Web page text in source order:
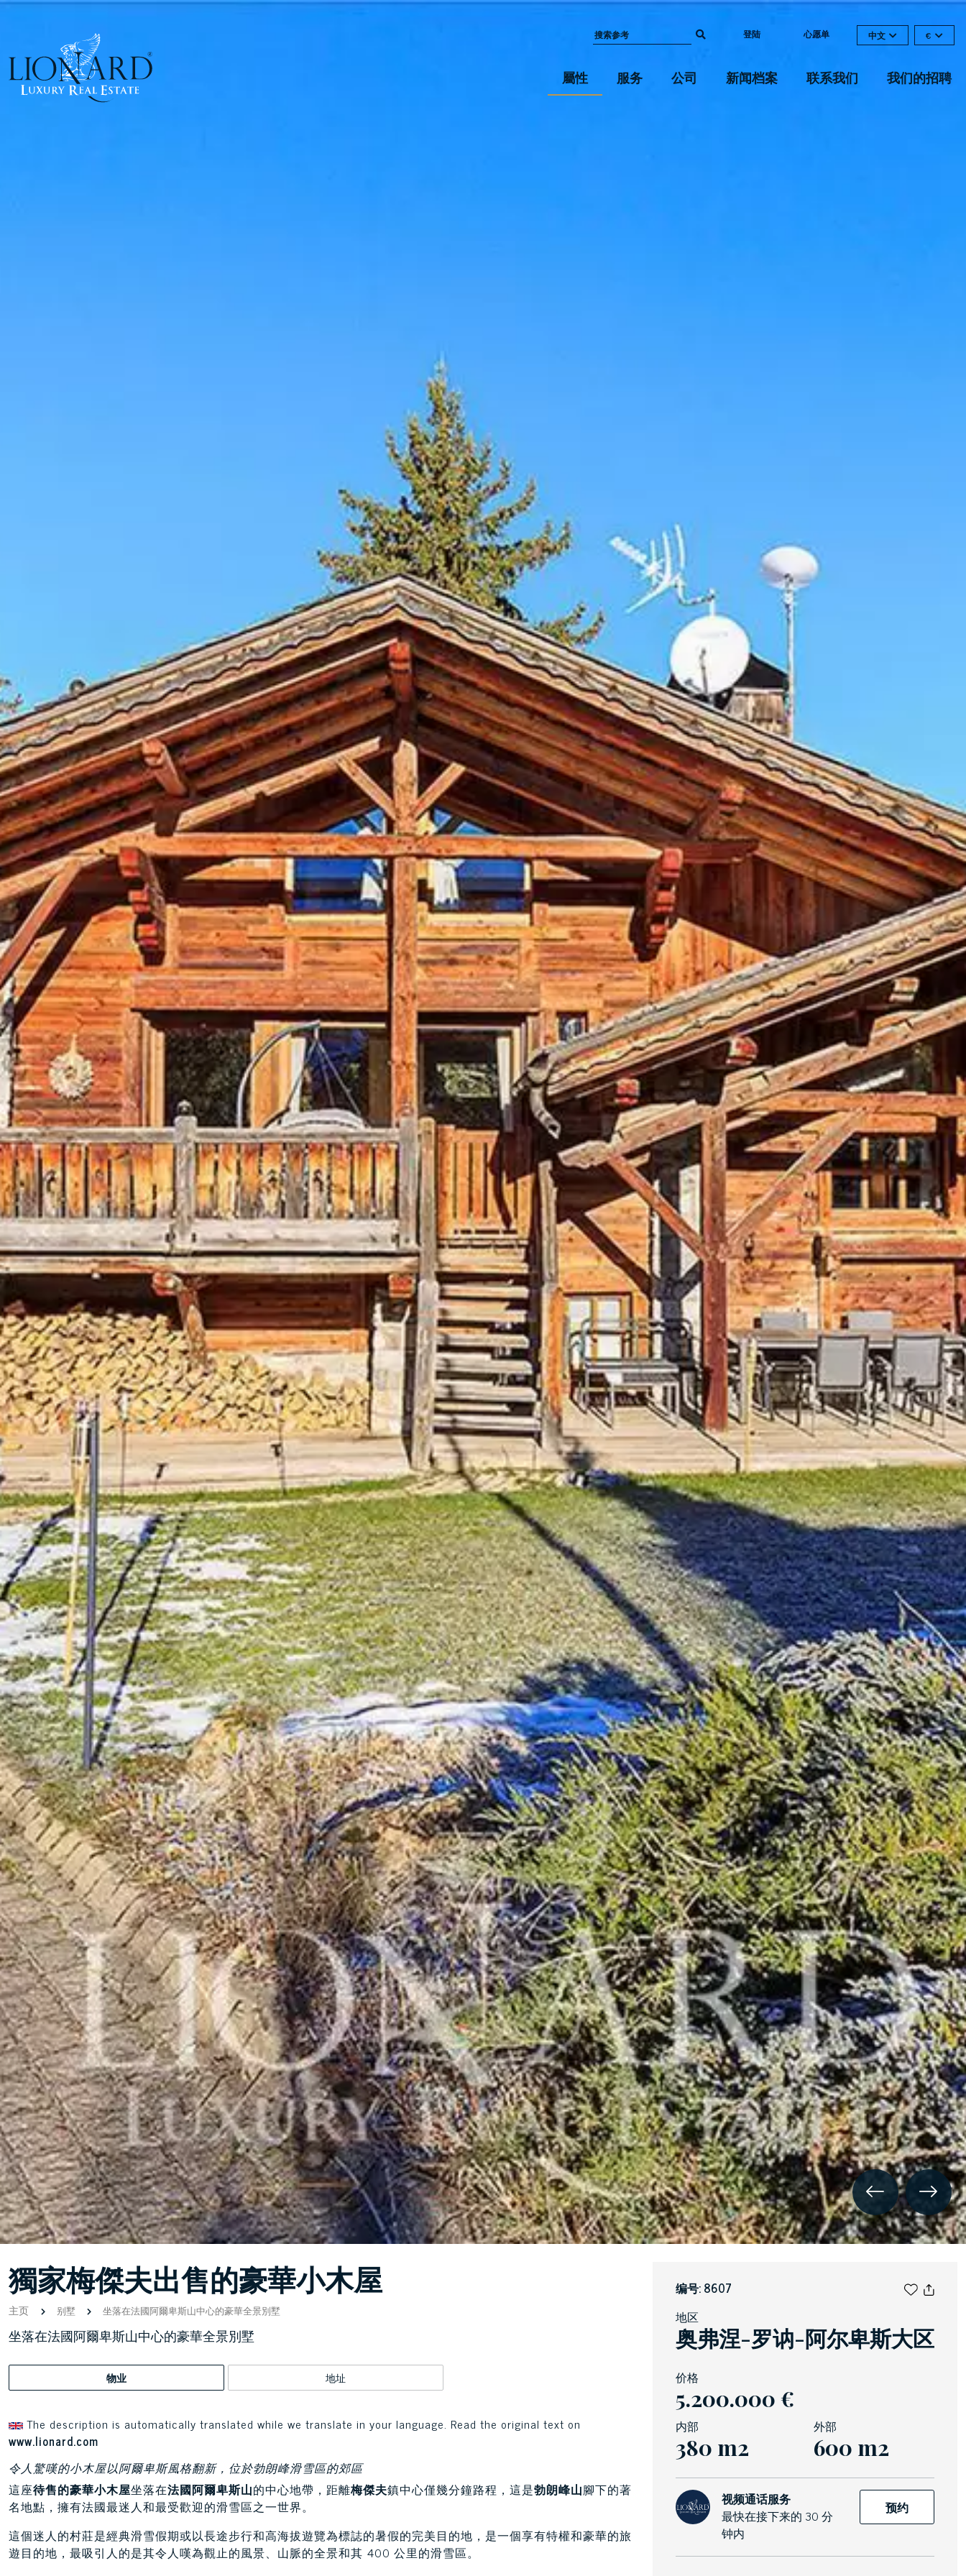
登陆 心愿单 中文 €
屬性 服务 公司 新闻档案 联系我们 我们的招聘
獨家梅傑夫出售的豪華小木屋
主页 别墅 坐落在法國阿爾卑斯山中心的豪華全景別墅
坐落在法國阿爾卑斯山中心的豪華全景別墅
物业 地址
The description is automatically translated while we translate in your language. Read the original text on
www.lionard.com
令人驚嘆的小木屋以阿爾卑斯風格翻新，位於勃朗峰滑雪區的郊區
這座待售的豪華小木屋坐落在法國阿爾卑斯山的中心地帶，距離梅傑夫鎮中心僅幾分鐘路程，這是勃朗峰山腳下的著
名地點，擁有法國最迷人和最受歡迎的滑雪區之一世界。
這個迷人的村莊是經典滑雪假期或以長途步行和高海拔遊覽為標誌的暑假的完美目的地，是一個享有特權和豪華的旅
遊目的地，最吸引人的是其令人嘆為觀止的風景、山脈的全景和其 400 公里的滑雪區。
编号: 8607
地区
奥弗涅-罗讷-阿尔卑斯大区
价格
5.200.000 €
内部
380 m2
外部
600 m2
视频通话服务
最快在接下来的 30 分
钟内
预约